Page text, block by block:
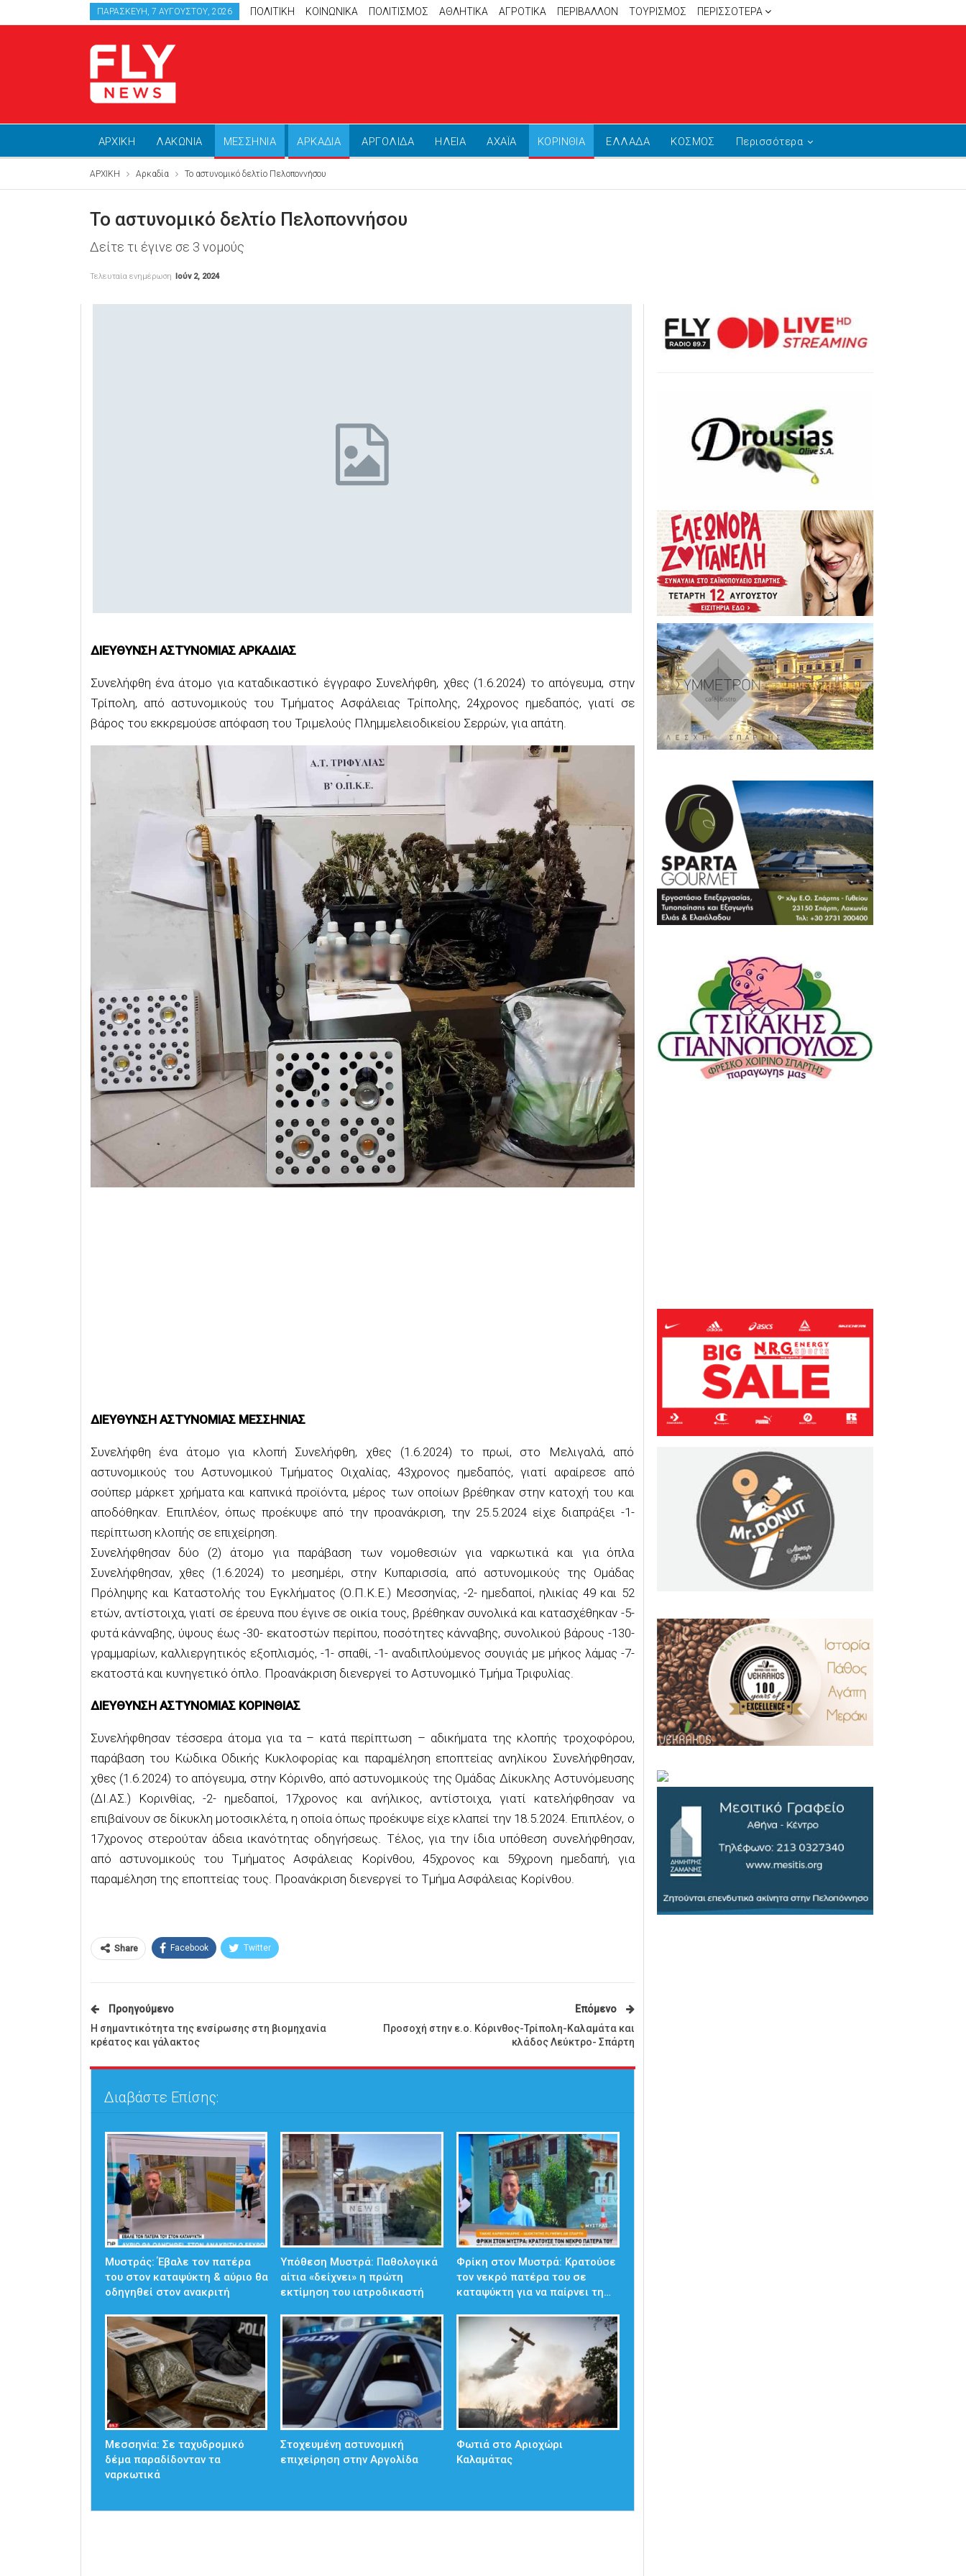
ΠΑΡΑΣΚΕΥΉ, 7 ΑΥΓΟΎΣΤΟΥ, 2026 ΠΟΛΙΤΙΚΗ ΚΟΙΝΩΝΙΚΑ ΠΟΛΙΤΙΣΜΟΣ ΑΘΛΗΤΙΚΆ ΑΓΡΟΤΙΚΑ ΠΕΡΙΒΑΛΛΟΝ ΤΟΥΡΙΣΜΟΣ ΠΕΡΙΣΣΌΤΕΡΑ
ΑΡΧΙΚΗ ΛΑΚΩΝΙΑ ΜΕΣΣΗΝΙΑ ΑΡΚΑΔΙΑ ΑΡΓΟΛΙΔΑ ΗΛΕΙΑ ΑΧΑΪΑ ΚΟΡΙΝΘΙΑ ΕΛΛΑΔΑ ΚΟΣΜΟΣ Περισσότερα
ΑΡΧΙΚΗ Αρκαδία Το αστυνομικό δελτίο Πελοποννήσου
Το αστυνομικό δελτίο Πελοποννήσου
Δείτε τι έγινε σε 3 νομούς
Τελευταία ενημέρωση Ιούν 2, 2024
ΔΙΕΥΘΥΝΣΗ ΑΣΤΥΝΟΜΙΑΣ ΑΡΚΑΔΙΑΣ
Συνελήφθη ένα άτομο για καταδικαστικό έγγραφο Συνελήφθη, χθες (1.6.2024) το απόγευμα, στην
Τρίπολη, από αστυνομικούς του Τμήματος Ασφάλειας Τρίπολης, 24χρονος ημεδαπός, γιατί σε
βάρος του εκκρεμούσε απόφαση του Τριμελούς Πλημμελειοδικείου Σερρών, για απάτη.
ΔΙΕΥΘΥΝΣΗ ΑΣΤΥΝΟΜΙΑΣ ΜΕΣΣΗΝΙΑΣ
Συνελήφθη ένα άτομο για κλοπή Συνελήφθη, χθες (1.6.2024) το πρωί, στο Μελιγαλά, από
αστυνομικούς του Αστυνομικού Τμήματος Οιχαλίας, 43χρονος ημεδαπός, γιατί αφαίρεσε από
σούπερ μάρκετ χρήματα και καπνικά προϊόντα, μέρος των οποίων βρέθηκαν στην κατοχή του και
αποδόθηκαν. Επιπλέον, όπως προέκυψε από την προανάκριση, την 25.5.2024 είχε διαπράξει -1-
περίπτωση κλοπής σε επιχείρηση.
Συνελήφθησαν δύο (2) άτομο για παράβαση των νομοθεσιών για ναρκωτικά και για όπλα
Συνελήφθησαν, χθες (1.6.2024) το μεσημέρι, στην Κυπαρισσία, από αστυνομικούς της Ομάδας
Πρόληψης και Καταστολής του Εγκλήματος (Ο.Π.Κ.Ε.) Μεσσηνίας, -2- ημεδαποί, ηλικίας 49 και 52
ετών, αντίστοιχα, γιατί σε έρευνα που έγινε σε οικία τους, βρέθηκαν συνολικά και κατασχέθηκαν -5-
φυτά κάνναβης, ύψους έως -30- εκατοστών περίπου, ποσότητες κάνναβης, συνολικού βάρους -130-
γραμμαρίων, καλλιεργητικός εξοπλισμός, -1- σπαθί, -1- αναδιπλούμενος σουγιάς με μήκος λάμας -7-
εκατοστά και κυνηγετικό όπλο. Προανάκριση διενεργεί το Αστυνομικό Τμήμα Τριφυλίας.
ΔΙΕΥΘΥΝΣΗ ΑΣΤΥΝΟΜΙΑΣ ΚΟΡΙΝΘΙΑΣ
Συνελήφθησαν τέσσερα άτομα για τα – κατά περίπτωση – αδικήματα της κλοπής τροχοφόρου,
παράβαση του Κώδικα Οδικής Κυκλοφορίας και παραμέληση εποπτείας ανηλίκου Συνελήφθησαν,
χθες (1.6.2024) το απόγευμα, στην Κόρινθο, από αστυνομικούς της Ομάδας Δίκυκλης Αστυνόμευσης
(ΔΙ.ΑΣ.) Κορινθίας, -2- ημεδαποί, 17χρονος και ανήλικος, αντίστοιχα, γιατί κατελήφθησαν να
επιβαίνουν σε δίκυκλη μοτοσικλέτα, η οποία όπως προέκυψε είχε κλαπεί την 18.5.2024. Επιπλέον, ο
17χρονος στερούταν άδεια ικανότητας οδηγήσεως. Τέλος, για την ίδια υπόθεση συνελήφθησαν,
από αστυνομικούς του Τμήματος Ασφάλειας Κορίνθου, 45χρονος και 59χρονη ημεδαπή, για
παραμέληση της εποπτείας τους. Προανάκριση διενεργεί το Τμήμα Ασφάλειας Κορίνθου.
Share Facebook Twitter
Προηγούμενο
Η σημαντικότητα της ενσίρωσης στη βιομηχανία
κρέατος και γάλακτος
Επόμενο
Προσοχή στην ε.ο. Κόρινθος-Τρίπολη-Καλαμάτα και
κλάδος Λεύκτρο- Σπάρτη
Διαβάστε Επίσης:
Μυστράς: Έβαλε τον πατέρα
του στον καταψύκτη & αύριο θα
οδηγηθεί στον ανακριτή
Υπόθεση Μυστρά: Παθολογικά
αίτια «δείχνει» η πρώτη
εκτίμηση του ιατροδικαστή
Φρίκη στον Μυστρά: Κρατούσε
τον νεκρό πατέρα του σε
καταψύκτη για να παίρνει τη…
Μεσσηνία: Σε ταχυδρομικό
δέμα παραδίδονταν τα
ναρκωτικά
Στοχευμένη αστυνομική
επιχείρηση στην Αργολίδα
Φωτιά στο Αριοχώρι
Καλαμάτας